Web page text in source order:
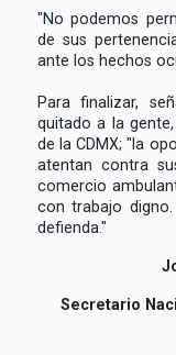
"No podemos
de sus
ante los hechos
Para finalizar,
quitado a la
de la CDMX; "la
atentan contra
comercio
con trabajo
defienda."
Secretario